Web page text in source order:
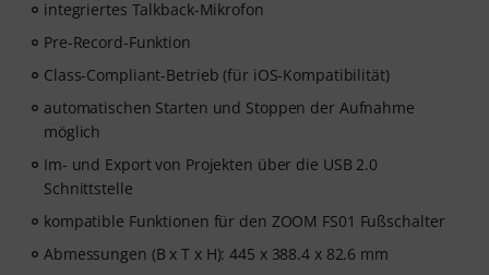
integriertes Talkback-Mikrofon
Pre-Record-Funktion
Class-Compliant-Betrieb (für iOS-Kompatibilität)
automatischen Starten und Stoppen der Aufnahme
möglich
Im- und Export von Projekten über die USB 2.0
Schnittstelle
kompatible Funktionen für den ZOOM FS01 Fußschalter
Abmessungen (B x T x H): 445 x 388.4 x 82.6 mm